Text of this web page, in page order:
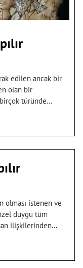
edilen ancak bir
olan bir
türünde
olması istenen ve
duygu tüm
ilişkilerinden